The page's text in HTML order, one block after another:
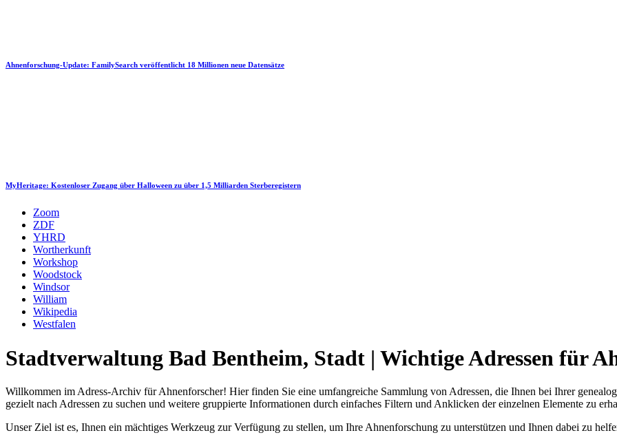
Ahnenforschung-Update: FamilySearch veröffentlicht 18 Millionen neue Datensätze
MyHeritage: Kostenloser Zugang über Halloween zu über 1,5 Milliarden Sterberegistern
Zoom
ZDF
YHRD
Wortherkunft
Workshop
Woodstock
Windsor
William
Wikipedia
Westfalen
Stadtverwaltung Bad Bentheim, Stadt | Wichtige Adressen für
Willkommen im Adress-Archiv für Ahnenforscher! Hier finden Sie eine umfangreiche Sammlung von Adressen, die Ihnen bei Ihrer
gezielt nach Adressen zu suchen und weitere gruppierte Informationen durch einfaches Filtern und Anklicken der einzelnen Elemente zu
Unser Ziel ist es, Ihnen ein mächtiges Werkzeug zur Verfügung zu stellen, um Ihre Ahnenforschung zu unterstützen und Ihnen dabei zu